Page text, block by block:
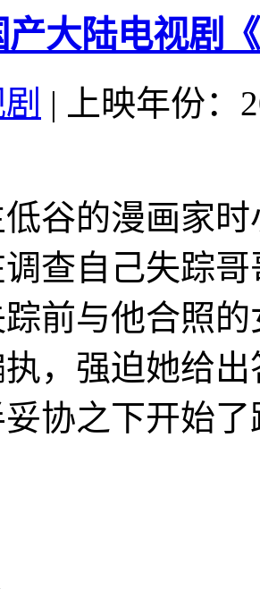
产大陆电视剧
|
上映年份：
谷的漫画家
查自己失踪
前与他合照
，强迫她给
协之下开始